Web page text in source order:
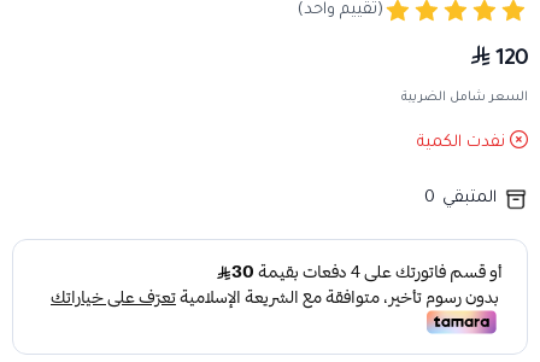
(تقييم واحد)
120
السعر شامل الضريبة
نفدت الكمية
المتبقي 0